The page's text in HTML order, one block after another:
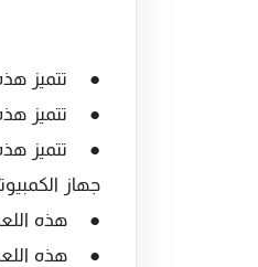
● تتميز هذه
● تتميز
● تتميز هذه
جهاز
● هذه
● هذه